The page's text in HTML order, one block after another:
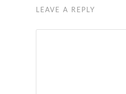
LEAVE A REPLY